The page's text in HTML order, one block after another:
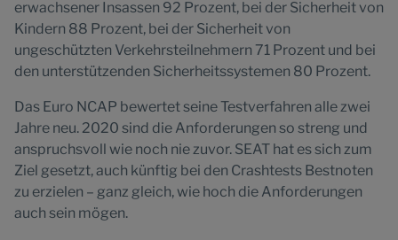
erwachsener Insassen 92 Prozent, bei der Sicherheit von
Kindern 88 Prozent, bei der Sicherheit von
ungeschützten Verkehrsteilnehmern 71 Prozent und bei
den unterstützenden Sicherheitssystemen 80 Prozent.
Das Euro NCAP bewertet seine Testverfahren alle zwei
Jahre neu. 2020 sind die Anforderungen so streng und
anspruchsvoll wie noch nie zuvor. SEAT hat es sich zum
Ziel gesetzt, auch künftig bei den Crashtests Bestnoten
zu erzielen – ganz gleich, wie hoch die Anforderungen
auch sein mögen.